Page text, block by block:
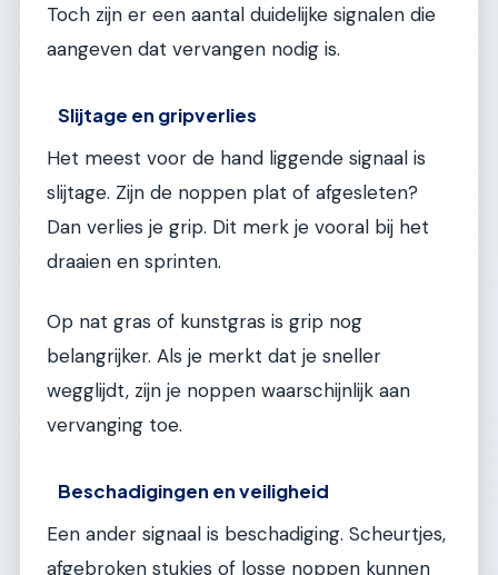
Toch zijn er een aantal duidelijke signalen die
aangeven dat vervangen nodig is.
Slijtage en gripverlies
Het meest voor de hand liggende signaal is
slijtage. Zijn de noppen plat of afgesleten?
Dan verlies je grip. Dit merk je vooral bij het
draaien en sprinten.
Op nat gras of kunstgras is grip nog
belangrijker. Als je merkt dat je sneller
wegglijdt, zijn je noppen waarschijnlijk aan
vervanging toe.
Beschadigingen en veiligheid
Een ander signaal is beschadiging. Scheurtjes,
afgebroken stukjes of losse noppen kunnen